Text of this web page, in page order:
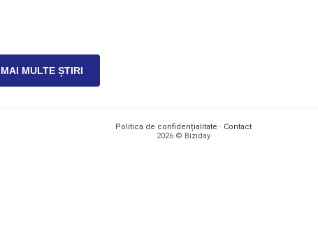
MAI MULTE ȘTIRI
Politica de confidențialitate · Contact
2026 © Biziday